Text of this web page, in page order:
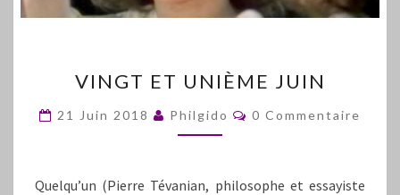
ET
JUIN
VINGT ET UNIÈME JUIN
21 Juin 2018 Philgido Commentaires
0 Commentaire
Quelqu’un (Pierre Tévanian, philosophe et essayiste